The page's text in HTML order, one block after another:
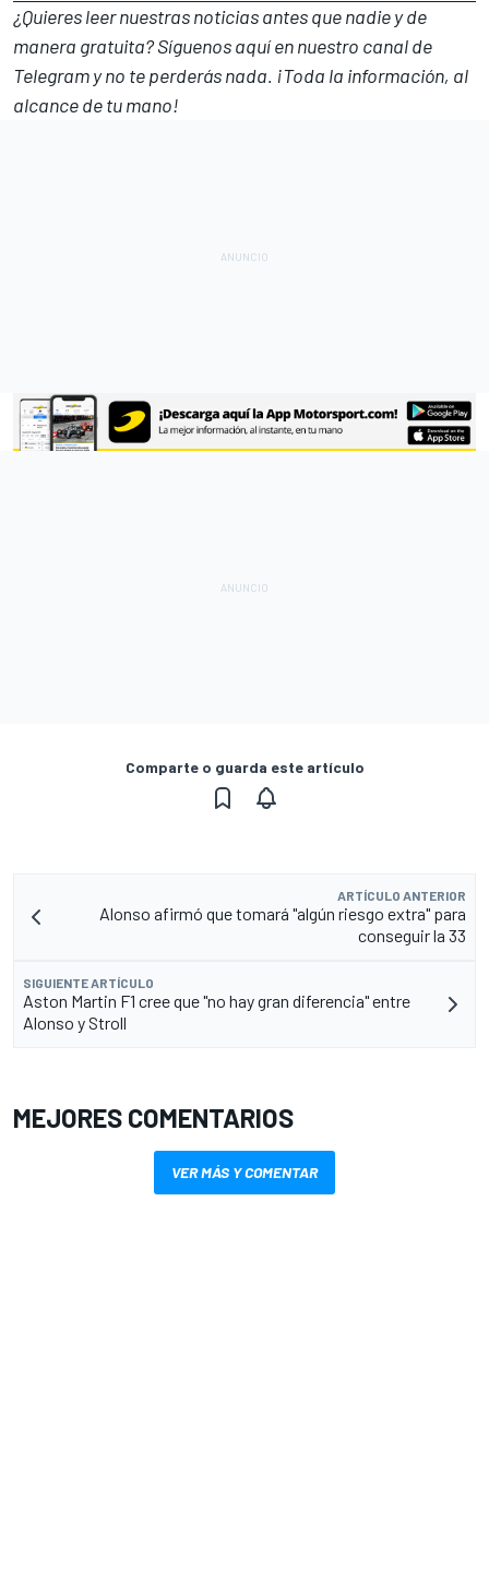
¿Quieres leer nuestras noticias antes que nadie y de
manera gratuita? Síguenosaquí en nuestro canal de
Telegramy no te perderás nada. ¡Toda la información, al
alcance de tu mano!
Comparte o guarda este artículo
ARTÍCULO ANTERIOR
Alonso afirmó que tomará "algún riesgo extra" para
conseguir la 33
SIGUIENTE ARTÍCULO
Aston Martin F1 cree que "no hay gran diferencia" entre
Alonso y Stroll
MEJORES COMENTARIOS
VER MÁS Y COMENTAR